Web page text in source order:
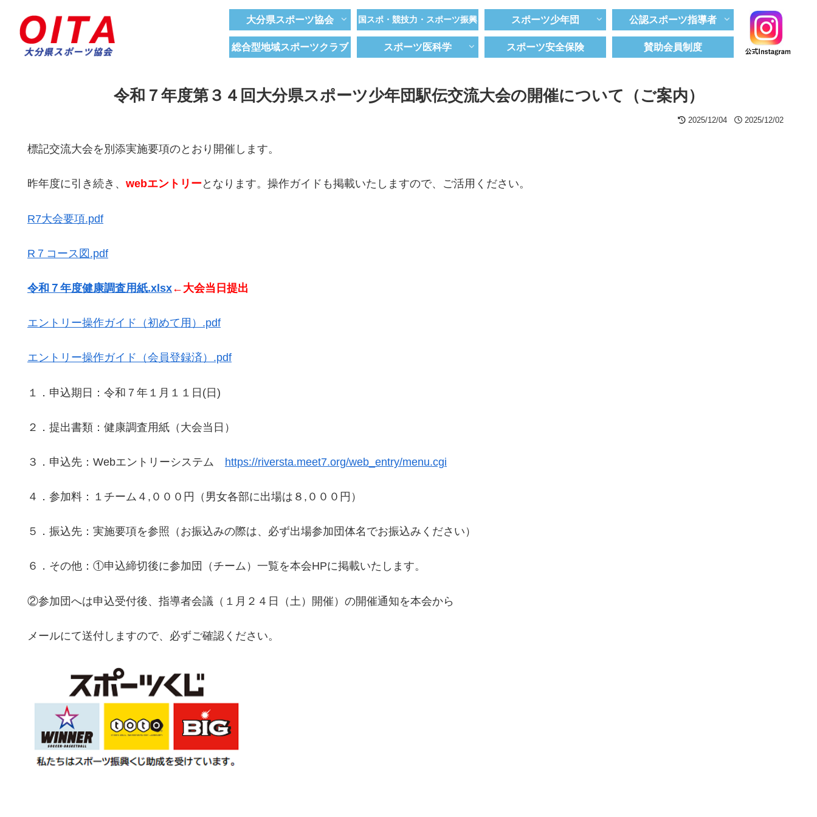
大分県スポーツ協会 国スポ・競技力・スポーツ振興 スポーツ少年団 公認スポーツ指導者
総合型地域スポーツクラブ スポーツ医科学 スポーツ安全保険 賛助会員制度
令和７年度第３４回大分県スポーツ少年団駅伝交流大会の開催について（ご案内）
2025/12/04 2025/12/02
標記交流大会を別添実施要項のとおり開催します。
昨年度に引き続き、 webエントリーとなります。操作ガイドも掲載いたしますので、ご活用ください。
R7大会要項.pdf
R７コース図.pdf
令和７年度健康調査用紙.xlsx←大会当日提出
エントリー操作ガイド（初めて用）.pdf
エントリー操作ガイド（会員登録済）.pdf
１．申込期日：令和７年１月１１日(日)
２．提出書類：健康調査用紙（大会当日）
３．申込先：Webエントリーシステム https://riversta.meet7.org/web_entry/menu.cgi
４．参加料：１チーム４,０００円（男女各部に出場は８,０００円）
５．振込先：実施要項を参照（お振込みの際は、必ず出場参加団体名でお振込みください）
６．その他：①申込締切後に参加団（チーム）一覧を本会HPに掲載いたします。
②参加団へは申込受付後、指導者会議（１月２４日（土）開催）の開催通知を本会から
メールにて送付しますので、必ずご確認ください。